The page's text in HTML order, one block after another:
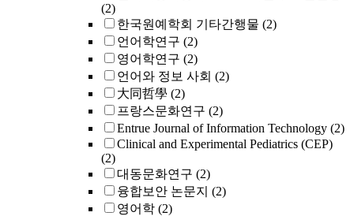
(2)
한국원예학회 기타간행물 (2)
언어학연구 (2)
영어학연구 (2)
언어와 정보 사회 (2)
大同哲學 (2)
프랑스문화연구 (2)
Entrue Journal of Information Technology (2)
Clinical and Experimental Pediatrics (CEP)
(2)
대동문화연구 (2)
융합보안 논문지 (2)
영어학 (2)